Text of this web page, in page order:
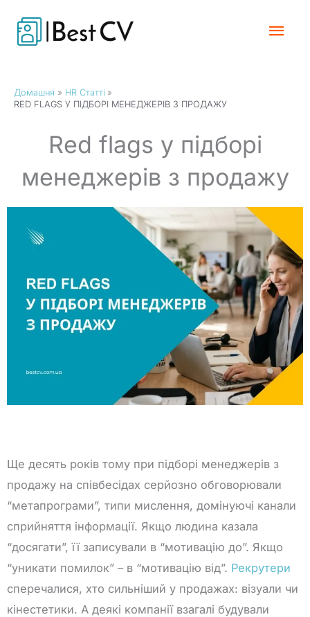
Домашня
HR Статті
RED FLAGS У ПІДБОРІ МЕНЕДЖЕРІВ З ПРОДАЖУ
Red flags у підборі
менеджерів з продажу
Ще десять років тому при підборі менеджерів з
продажу на співбесідах серйозно обговорювали
“метапрограми”, типи мислення, домінуючі канали
сприйняття інформації. Якщо людина казала
“досягати”, її записували в “мотивацію до”. Якщо
“уникати помилок” – в “мотивацію від”. Рекрутери
сперечалися, хто сильніший у продажах: візуали чи
кінестетики. А деякі компанії взагалі будували